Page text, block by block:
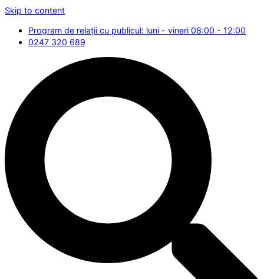
Skip to content
Program de relații cu publicul: luni - vineri 08:00 - 12:00
0247 320 689